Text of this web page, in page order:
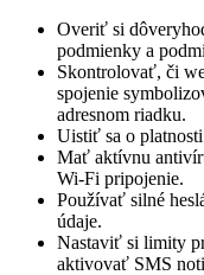
Overiť si
podmienky a
Skontrolovať, či
spojenie
adresnom riadku.
Uistiť sa o
Mať aktívnu
Wi-Fi pripojenie.
Používať silné
údaje.
Nastaviť si limity
aktivovať SMS